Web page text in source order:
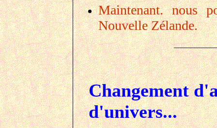
Maintenant. nous
Nouvelle Zélande.
Changement
d'univers...